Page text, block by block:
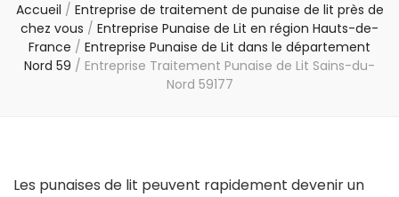
Accueil / Entreprise de traitement de punaise de lit près de
chez vous / Entreprise Punaise de Lit en région Hauts-de-
France / Entreprise Punaise de Lit dans le département
Nord 59 / Entreprise Traitement Punaise de Lit Sains-du-
Nord 59177
Les punaises de lit peuvent rapidement devenir un